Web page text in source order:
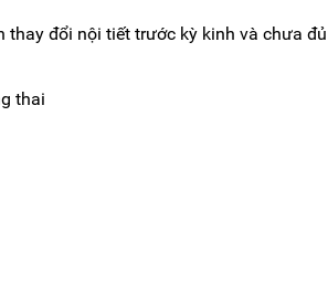
thay đổi nội tiết trước kỳ kinh và chưa đủ
thai